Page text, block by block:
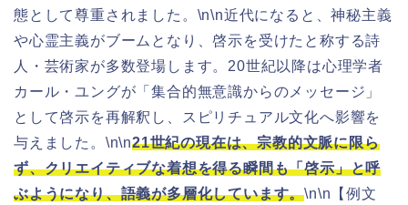
態として尊重されました。\n\n近代になると、神秘主義
や心霊主義がブームとなり、啓示を受けたと称する詩
人・芸術家が多数登場します。20世紀以降は心理学者
カール・ユングが「集合的無意識からのメッセージ」
として啓示を再解釈し、スピリチュアル文化へ影響を
与えました。\n\n21世紀の現在は、宗教的文脈に限ら
ず、クリエイティブな着想を得る瞬間も「啓示」と呼
ぶようになり、語義が多層化しています。\n\n【例文